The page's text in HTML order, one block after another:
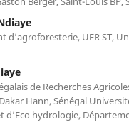
d’agroforesterie, UFR ST,
de Recherches
Hann, Sénégal
d’Eco hydrologie,